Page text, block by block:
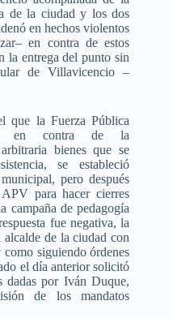
de la ciudad y los dos
en hechos violentos
en contra de estos
la entrega del punto sin
de Villavicencio –
que la Fuerza Pública
en contra de la
bienes que se
se estableció
pero después
para hacer cierres
campaña de pedagogía
fue negativa, la
de la ciudad con
siguiendo órdenes
el día anterior solicitó
dadas por Iván Duque,
de los mandatos